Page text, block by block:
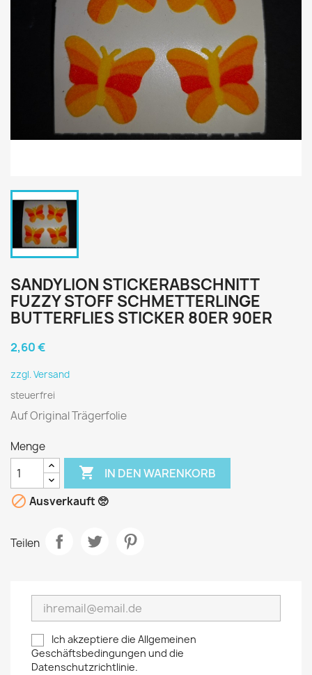
SANDYLION STICKERABSCHNITT
FUZZY STOFF SCHMETTERLINGE
BUTTERFLIES STICKER 80ER 90ER
2,60 €
zzgl. Versand
steuerfrei
Auf Original Trägerfolie
Menge
 IN DEN WARENKORB
 Ausverkauft 🥺
Teilen
Ich akzeptiere die Allgemeinen
Geschäftsbedingungen und die
Datenschutzrichtlinie.